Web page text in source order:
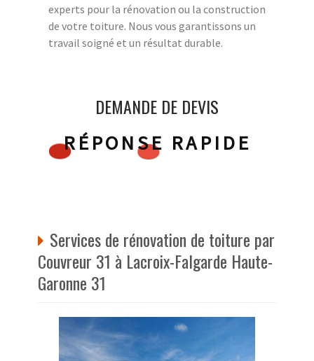
experts pour la rénovation ou la construction
de votre toiture. Nous vous garantissons un
travail soigné et un résultat durable.
DEMANDE DE DEVIS
RÉPONSE RAPIDE
Services de rénovation de toiture par
Couvreur 31 à Lacroix-Falgarde Haute-
Garonne 31